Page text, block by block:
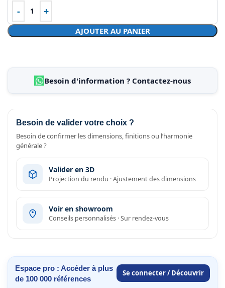
AJOUTER AU PANIER
Besoin d'information ? Contactez-nous
Besoin de valider votre choix ?
Besoin de confirmer les dimensions, finitions ou l’harmonie
générale ?
Valider en 3D
Projection du rendu · Ajustement des dimensions
Voir en showroom
Conseils personnalisés · Sur rendez-vous
Espace pro : Accéder à plus
de 100 000 références
Se connecter / Découvrir